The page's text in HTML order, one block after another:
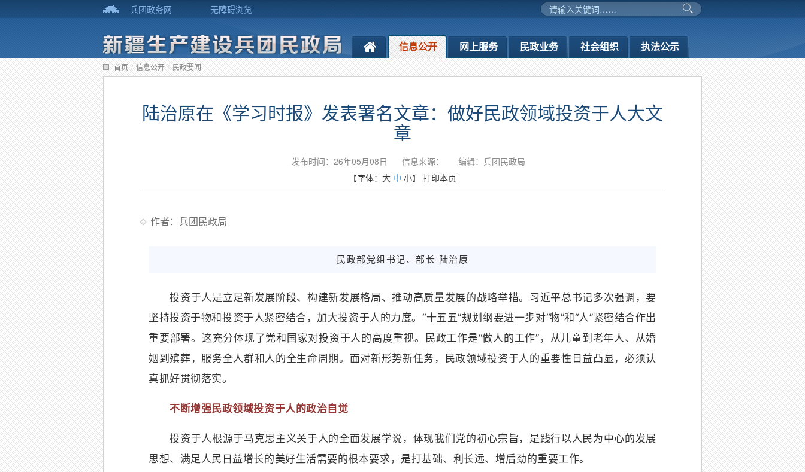
兵团政务网 无障碍浏览
信息公开 网上服务 民政业务 社会组织 执法公示
首页 / 信息公开 / 民政要闻
陆治原在《学习时报》发表署名文章：做好民政领域投资于人大文
章
发布时间：26年05月08日 信息来源：
编辑：兵团民政局
【字体： 大 中 小】 打印本页
作者：兵团民政局
民政部党组书记、部长 陆治原
投资于人是立足新发展阶段、构建新发展格局、推动高质量发展的战略举措。习近平总书记多次强调，要
坚持投资于物和投资于人紧密结合，加大投资于人的力度。“十五五”规划纲要进一步对“物”和“人”紧密结合作出
重要部署。这充分体现了党和国家对投资于人的高度重视。民政工作是“做人的工作”，从儿童到老年人、从婚
姻到殡葬，服务全人群和人的全生命周期。面对新形势新任务，民政领域投资于人的重要性日益凸显，必须认
真抓好贯彻落实。
不断增强民政领域投资于人的政治自觉
投资于人根源于马克思主义关于人的全面发展学说，体现我们党的初心宗旨，是践行以人民为中心的发展
思想、满足人民日益增长的美好生活需要的根本要求，是打基础、利长远、增后劲的重要工作。